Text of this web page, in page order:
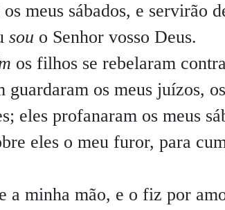
meus sábados, e servirão
sou o Senhor vosso Deus.
os filhos se rebelaram
guardaram os meus juízos,
eles profanaram os meus
eles o meu furor, para
a minha mão, e o fiz por